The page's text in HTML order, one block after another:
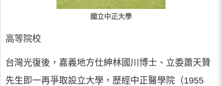
國立中正大學
高等院校
台灣光復後，嘉義地方仕紳林國川博士、立委蕭天贊
先生即一再爭取設立大學，歷經中正醫學院（1955